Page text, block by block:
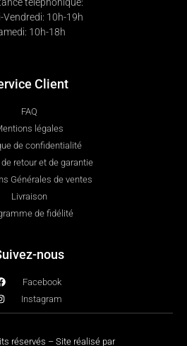
Vendredi: 10h-19h
10h-18h
Client
FAQ
légales
de confidentialité
retour et de garantie
Générales de ventes
Livraison
de fidélité
nous
Facebook
Instagram
réservés – Site réalisé par